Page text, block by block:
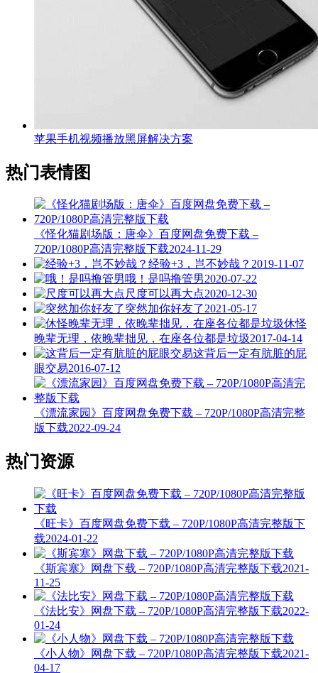
苹果手机视频播放黑屏解决方案
热门表情图
《怪化猫剧场版：唐伞》百度网盘免费下载 –
720P/1080P高清完整版下载2024-11-29
经验+3，岂不妙哉？ 2019-11-07
哦！是吗撸管男2020-07-22
尺度可以再大点2020-12-30
突然加你好友了2021-05-17
休怪
晚辈无理，依晚辈拙见，在座各位都是垃圾2017-04-14
这背后一定有肮脏的屁
眼交易2016-07-12
《漂流家园》百度网盘免费下载 – 720P/1080P高清完整
版下载2022-09-24
热门资源
《旺卡》百度网盘免费下载 – 720P/1080P高清完整版下
载2024-01-22
《斯宾塞》网盘下载 – 720P/1080P高清完整版下载2021-
11-25
《法比安》网盘下载 – 720P/1080P高清完整版下载2022-
01-24
《小人物》网盘下载 – 720P/1080P高清完整版下载2021-
04-17